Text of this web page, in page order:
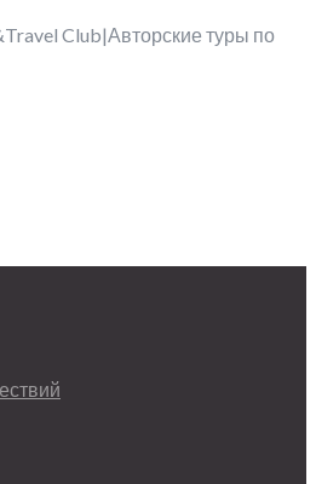
Club|Авторские туры по